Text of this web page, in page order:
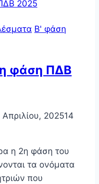
Β' φάση
φάση ΠΔΒ
Απριλίου, 202514
η 2η φάση του
τα ονόματα
που